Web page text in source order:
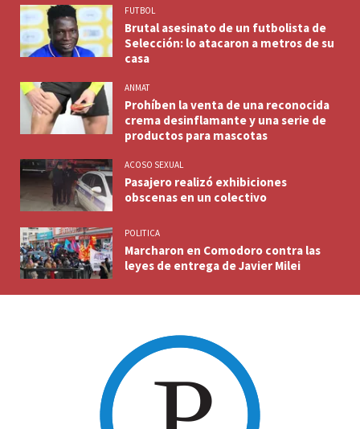
FUTBOL
Brutal asesinato de un futbolista de
Selección: lo atacaron a metros de su
casa
ANMAT
Prohíben la venta de una reconocida
crema desinflamante y una serie de
productos para mascotas
ACOSO SEXUAL
Pasajero realizó exhibiciones
obscenas en un colectivo
POLITICA
Marcharon en Comodoro contra las
leyes de entrega de Javier Milei